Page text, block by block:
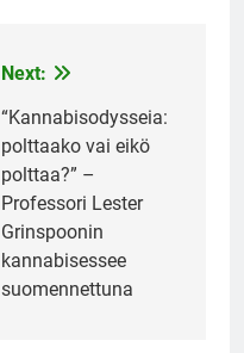
Next:
“Kannabisodysseia:
polttaako vai eikö
polttaa?” –
Professori Lester
Grinspoonin
kannabisessee
suomennettuna